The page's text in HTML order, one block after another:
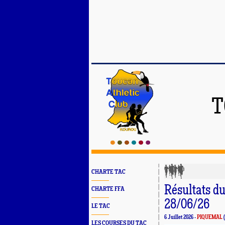
CHARTE TAC
CHARTE FFA
LE TAC
LES COURSES DU TAC
Résultats
28/06/26
6 Juillet 2026 -PIQUEMAL